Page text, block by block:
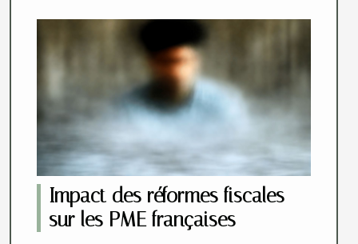
Impact des réformes fiscales
sur les PME françaises